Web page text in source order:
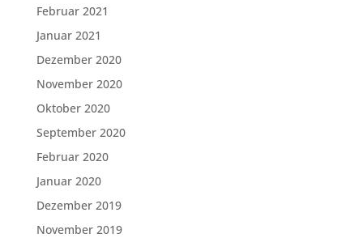
Februar 2021
Januar 2021
Dezember 2020
November 2020
Oktober 2020
September 2020
Februar 2020
Januar 2020
Dezember 2019
November 2019